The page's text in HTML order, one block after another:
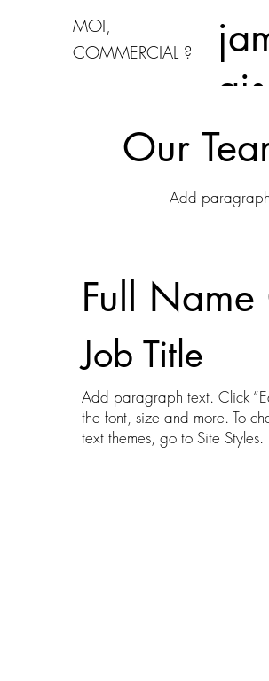
MOI,
COMMERCIAL ?
ais
Our
Add
Full
Job Title
Add paragraph text. Click
the font, size and more. To
text themes, go to Site Styles.